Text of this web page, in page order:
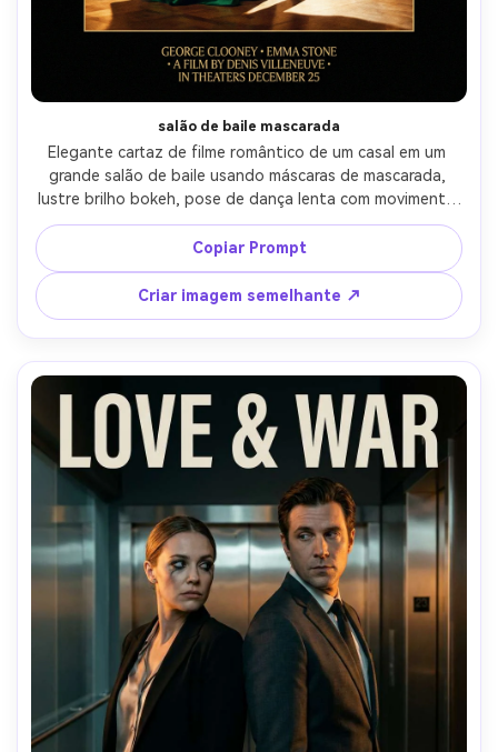
salão de baile mascarada
Elegante cartaz de filme romântico de um casal em um
grande salão de baile usando máscaras de mascarada,
lustre brilho bokeh, pose de dança lenta com movimento
dramático da capa, ela usa um vestido de cetim e luvas,
ele usa um smoking sob medida, ricos tons de jóias,
holofote de alto contraste, composição simétrica com
espaço claro do título acima e área do bloco de crédito
abaixo, tirado em 70mm f/2.8, fotorealista, acabamento
de pôster premium-AR 4:5
Copiar Prompt
Criar imagem semelhante ↗